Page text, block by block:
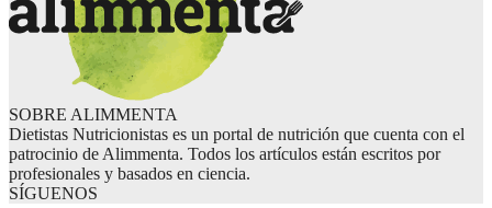
SOBRE ALIMMENTA
Dietistas Nutricionistas es un portal de nutrición que cuenta con el
patrocinio de Alimmenta. Todos los artículos están escritos por
profesionales y basados en ciencia.
SÍGUENOS